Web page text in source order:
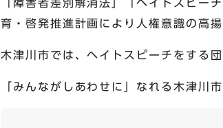
「障害者差別解消法」「ヘイトスピー
育・啓発推進計画により人権意識の高
木津川市では、ヘイトスピーチをする
「みんながしあわせに」なれる木津川